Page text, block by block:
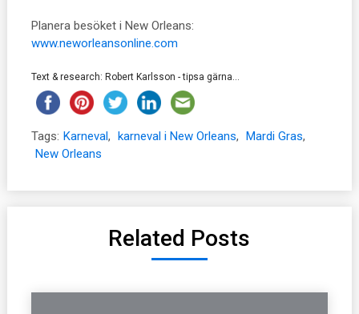
Planera besöket i New Orleans:
www.neworleansonline.com
Text & research: Robert Karlsson - tipsa gärna...
Tags: Karneval, karneval i New Orleans, Mardi Gras,
New Orleans
Related Posts